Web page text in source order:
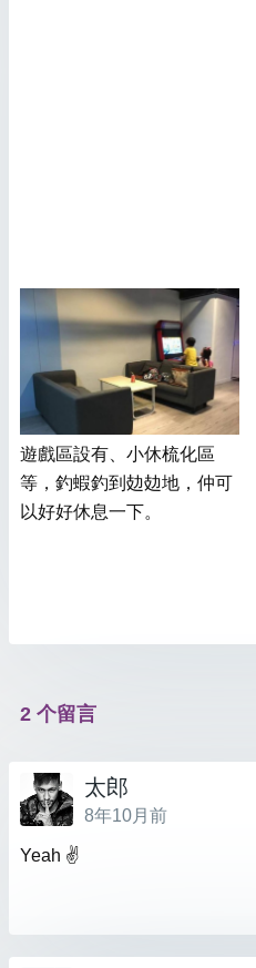
遊戲區設有、小休梳化區
等，釣蝦釣到攰攰地，仲可
以好好休息一下。
2 个留言
太郎
8年10月前
Yeah ✌